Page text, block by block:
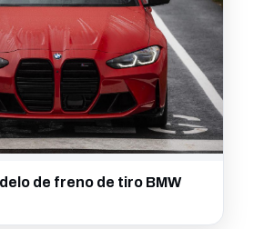
de freno de tiro BMW